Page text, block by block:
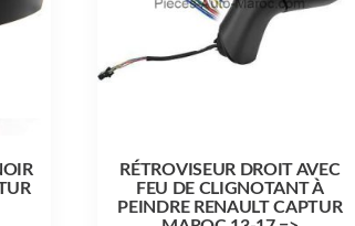
RÉTROVISEUR DROIT AVEC
FEU DE CLIGNOTANT À
PEINDRE RENAULT CAPTUR